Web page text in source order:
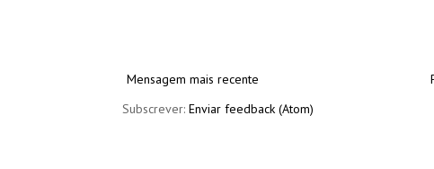
Mensagem mais recente
Subscrever: Enviar feedback (Atom)